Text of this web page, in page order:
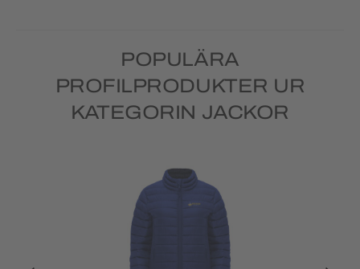
POPULÄRA
PROFILPRODUKTER UR
KATEGORIN JACKOR